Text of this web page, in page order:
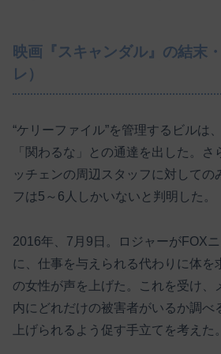
映画『スキャンダル』の結末
レ）
“ケリーファイル”を管理するビルは
「関わるな」との通達を出した。
ッチェンの周辺スタッフに対しての
フは5～6人しかいないと判明した。
2016年、7月9日。ロジャーがFOX
に、仕事を与えられる代わりに体を
の女性が声を上げた。これを受け、
内にどれだけの被害者がいるか調べ
上げられるよう促す手立てを考えた。